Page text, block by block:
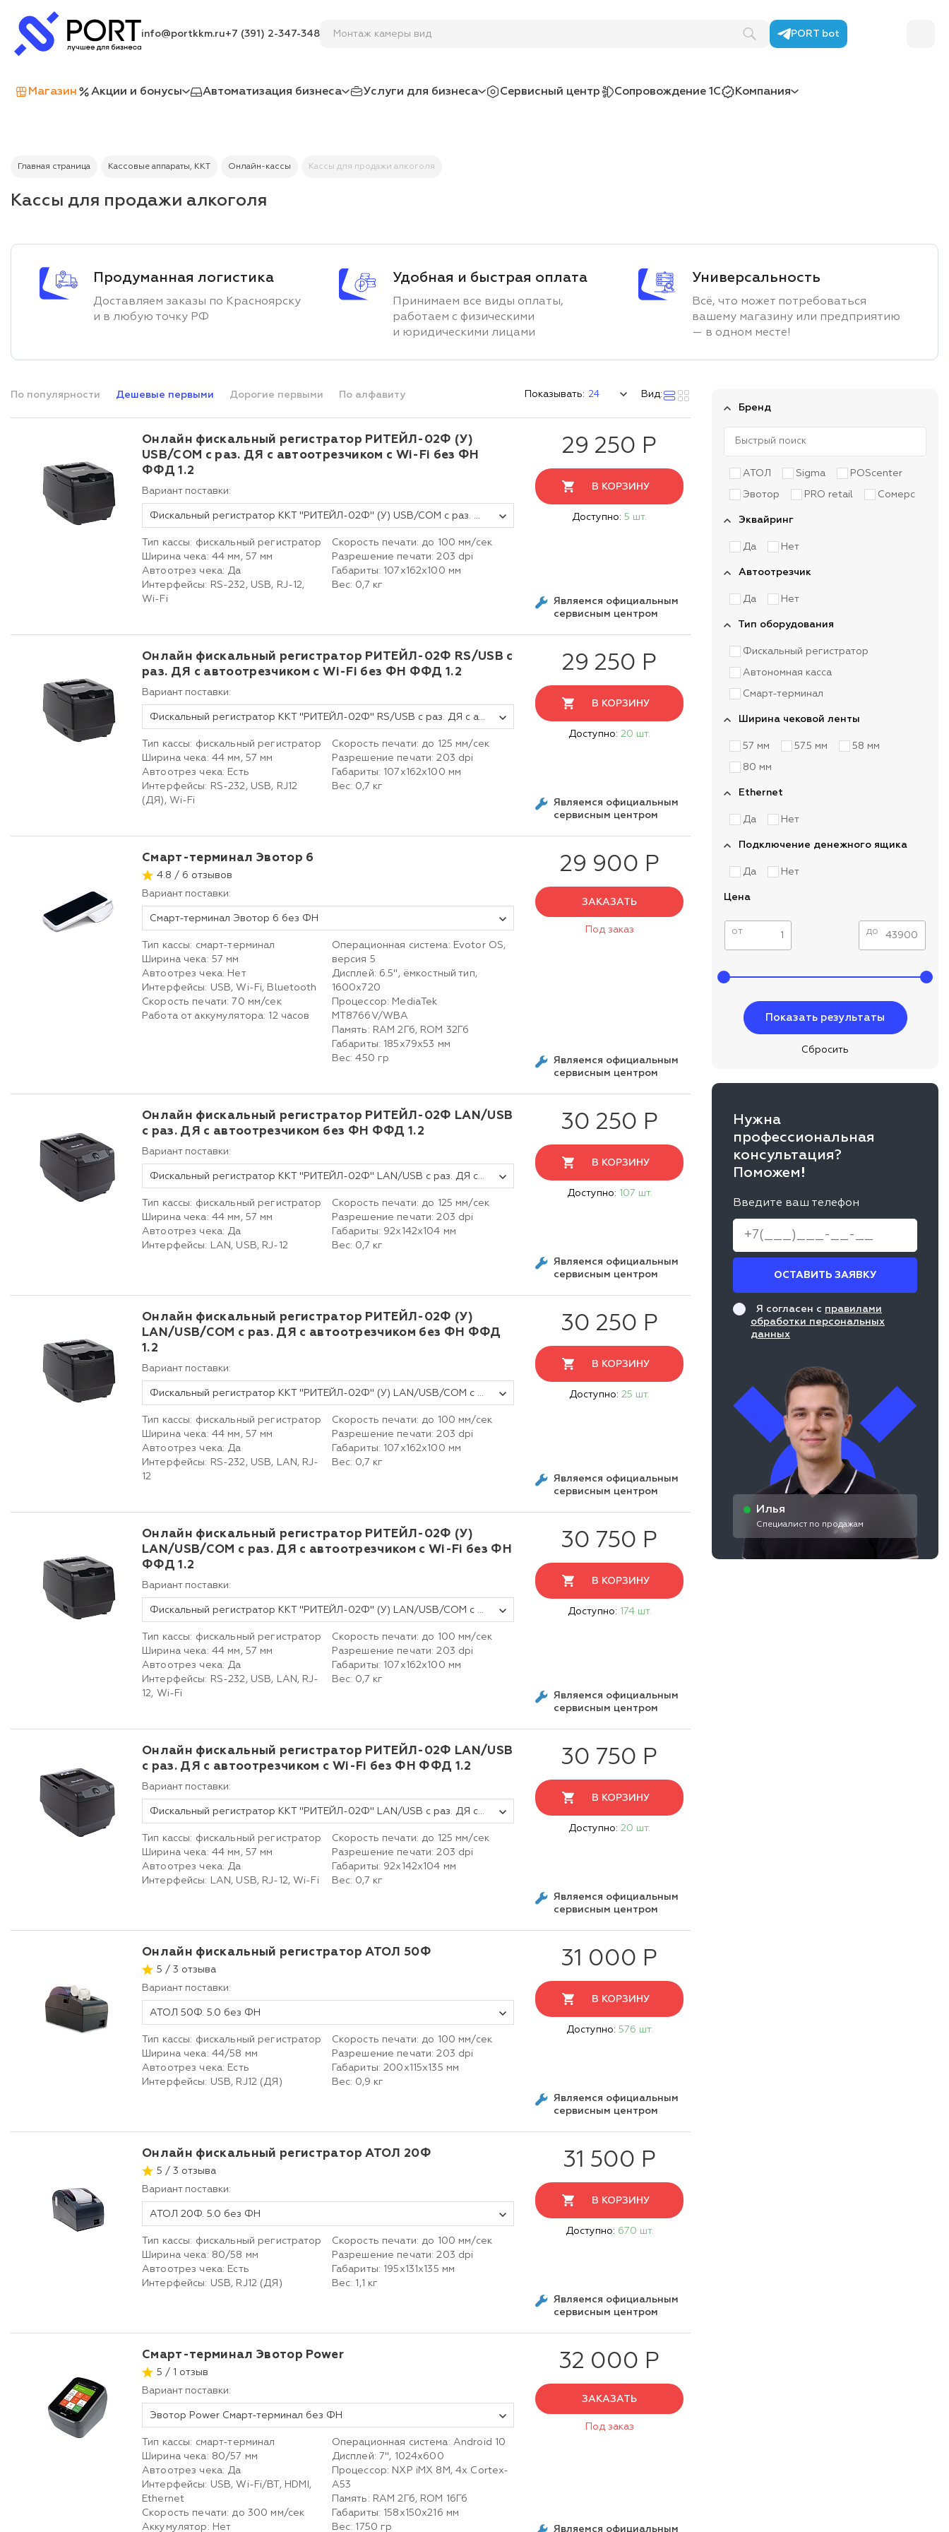
info@portkkm.ru+7 (391) 2-347-348 Мо PORT bot
Магазин Акции и бонусы Автоматизация бизнеса Услуги для бизнеса Сервисный центр Сопровождение 1С Компания
Главная страница Кассовые аппараты, ККТ Онлайн-кассы Кассы для продажи алкоголя
Кассы для продажи алкоголя
Продуманная логистика
Доставляем заказы по Красноярску
и в любую точку РФ
Удобная и быстрая оплата
Принимаем все виды оплаты,
работаем с физическими
и юридическими лицами
Универсальность
Всё, что может потребоваться
вашему магазину или предприятию
— в одном месте!
По популярности Дешевые первыми Дорогие первыми По алфавиту Показывать: Вид:
Онлайн фискальный регистратор РИТЕЙЛ-02Ф (У)
USB/COM с раз. ДЯ с автоотрезчиком c Wi-Fi без ФН
ФФД 1.2
Вариант поставки:
Фискальный регистратор ККТ "РИТЕЙЛ-02Ф" (У) USB/COM с раз. ДЯ с автоотрезчиком с Wi-Fi (черный) без ФН
Тип кассы: фискальный регистратор
Ширина чека: 44 мм, 57 мм
Автоотрез чека: Да
Интерфейсы: RS-232, USB, RJ-12,
Wi-Fi
Скорость печати: до 100 мм/сек
Разрешение печати: 203 dpi
Габариты: 107х162х100 мм
Вес: 0,7 кг
29 250 Р
В КОРЗИНУ
Доступно: 5 шт.
Являемся официальным
сервисным центром
Онлайн фискальный регистратор РИТЕЙЛ-02Ф RS/USB с
раз. ДЯ с автоотрезчиком c Wi-Fi без ФН ФФД 1.2
Вариант поставки:
Фискальный регистратор ККТ "РИТЕЙЛ-02Ф" RS/USB с раз. ДЯ с автоотрезчиком и Wi-Fi(черный) без ФН ФФД 1.2
Тип кассы: фискальный регистратор
Ширина чека: 44 мм, 57 мм
Автоотрез чека: Есть
Интерфейсы: RS-232, USB, RJ12
(ДЯ), Wi-Fi
Скорость печати: до 125 мм/сек
Разрешение печати: 203 dpi
Габариты: 107х162х100 мм
Вес: 0,7 кг
29 250 Р
В КОРЗИНУ
Доступно: 20 шт.
Являемся официальным
сервисным центром
Смарт-терминал Эвотор 6
4.8 / 6 отзывов
Вариант поставки:
Смарт-терминал Эвотор 6 без ФН
Тип кассы: смарт-терминал
Ширина чека: 57 мм
Автоотрез чека: Нет
Интерфейсы: USB, Wi-Fi, Bluetooth
Скорость печати: 70 мм/сек
Работа от аккумулятора: 12 часов
Операционная система: Evotor OS,
версия 5
Дисплей: 6.5", ёмкостный тип,
1600х720
Процессор: MediaTek
MT8766V/WBA
Память: RAM 2Гб, ROM 32Гб
Габариты: 185х79х53 мм
Вес: 450 гр
29 900 Р
ЗАКАЗАТЬ
Под заказ
Являемся официальным
сервисным центром
Онлайн фискальный регистратор РИТЕЙЛ-02Ф LAN/USB
с раз. ДЯ с автоотрезчиком без ФН ФФД 1.2
Вариант поставки:
Фискальный регистратор ККТ "РИТЕЙЛ-02Ф" LAN/USB с раз. ДЯ с автоотрезчиком (черный) без ФН ФФД 1.2
Тип кассы: фискальный регистратор
Ширина чека: 44 мм, 57 мм
Автоотрез чека: Да
Интерфейсы: LAN, USB, RJ-12
Скорость печати: до 125 мм/сек
Разрешение печати: 203 dpi
Габариты: 92х142х104 мм
Вес: 0,7 кг
30 250 Р
В КОРЗИНУ
Доступно: 107 шт.
Являемся официальным
сервисным центром
Онлайн фискальный регистратор РИТЕЙЛ-02Ф (У)
LAN/USB/COM с раз. ДЯ с автоотрезчиком без ФН ФФД
1.2
Вариант поставки:
Фискальный регистратор ККТ "РИТЕЙЛ-02Ф" (У) LAN/USB/COM с раз. ДЯ с автоотрезчиком (черный) без ФН
Тип кассы: фискальный регистратор
Ширина чека: 44 мм, 57 мм
Автоотрез чека: Да
Интерфейсы: RS-232, USB, LAN, RJ-
12
Скорость печати: до 100 мм/сек
Разрешение печати: 203 dpi
Габариты: 107х162х100 мм
Вес: 0,7 кг
30 250 Р
В КОРЗИНУ
Доступно: 25 шт.
Являемся официальным
сервисным центром
Онлайн фискальный регистратор РИТЕЙЛ-02Ф (У)
LAN/USB/COM с раз. ДЯ с автоотрезчиком c Wi-Fi без ФН
ФФД 1.2
Вариант поставки:
Фискальный регистратор ККТ "РИТЕЙЛ-02Ф" (У) LAN/USB/COM с раз. ДЯ с автоотрезчиком с Wi-Fi (черный) без ФН
Тип кассы: фискальный регистратор
Ширина чека: 44 мм, 57 мм
Автоотрез чека: Да
Интерфейсы: RS-232, USB, LAN, RJ-
12, Wi-Fi
Скорость печати: до 100 мм/сек
Разрешение печати: 203 dpi
Габариты: 107х162х100 мм
Вес: 0,7 кг
30 750 Р
В КОРЗИНУ
Доступно: 174 шт.
Являемся официальным
сервисным центром
Онлайн фискальный регистратор РИТЕЙЛ-02Ф LAN/USB
с раз. ДЯ с автоотрезчиком с Wi-Fi без ФН ФФД 1.2
Вариант поставки:
Фискальный регистратор ККТ "РИТЕЙЛ-02Ф" LAN/USB с раз. ДЯ с автоотрезчиком c Wi-Fi (черный) без ФН ФФД 1.2
Тип кассы: фискальный регистратор
Ширина чека: 44 мм, 57 мм
Автоотрез чека: Да
Интерфейсы: LAN, USB, RJ-12, Wi-Fi
Скорость печати: до 125 мм/сек
Разрешение печати: 203 dpi
Габариты: 92х142х104 мм
Вес: 0,7 кг
30 750 Р
В КОРЗИНУ
Доступно: 20 шт.
Являемся официальным
сервисным центром
Онлайн фискальный регистратор АТОЛ 50Ф
5 / 3 отзыва
Вариант поставки:
АТОЛ 50Ф. 5.0 без ФН
Тип кассы: фискальный регистратор
Ширина чека: 44/58 мм
Автоотрез чека: Есть
Интерфейсы: USB, RJ12 (ДЯ)
Скорость печати: до 100 мм/сек
Разрешение печати: 203 dpi
Габариты: 200х115х135 мм
Вес: 0,9 кг
31 000 Р
В КОРЗИНУ
Доступно: 576 шт.
Являемся официальным
сервисным центром
Онлайн фискальный регистратор АТОЛ 20Ф
5 / 3 отзыва
Вариант поставки:
АТОЛ 20Ф. 5.0 без ФН
Тип кассы: фискальный регистратор
Ширина чека: 80/58 мм
Автоотрез чека: Есть
Интерфейсы: USB, RJ12 (ДЯ)
Скорость печати: до 100 мм/сек
Разрешение печати: 203 dpi
Габариты: 195х131х135 мм
Вес: 1,1 кг
31 500 Р
В КОРЗИНУ
Доступно: 670 шт.
Являемся официальным
сервисным центром
Смарт-терминал Эвотор Power
5 / 1 отзыв
Вариант поставки:
Эвотор Power Смарт-терминал без ФН
Тип кассы: смарт-терминал
Ширина чека: 80/57 мм
Автоотрез чека: Да
Интерфейсы: USB, Wi-Fi/BT, HDMI,
Ethernet
Скорость печати: до 300 мм/сек
Аккумулятор: Нет
Операционная система: Android 10
Дисплей: 7", 1024х600
Процессор: NXP iMX 8M, 4x Cortex-
A53
Память: RAM 2Гб, ROM 16Гб
Габариты: 158х150х216 мм
Вес: 1750 гр
32 000 Р
ЗАКАЗАТЬ
Под заказ
Являемся официальным
Бренд
АТОЛ Sigma POScenter
Эвотор PRO retail Сомерс
Эквайринг
Да Нет
Автоотрезчик
Да Нет
Тип оборудования
Фискальный регистратор
Автономная касса
Смарт-терминал
Ширина чековой ленты
57 мм 57.5 мм 58 мм
80 мм
Ethernet
Да Нет
Подключение денежного ящика
Да Нет
Цена
от до
Нужна
профессиональная
консультация?
Поможем!
Введите ваш телефон
ОСТАВИТЬ ЗАЯВКУ
Я согласен с правилами
обработки персональных
данных
Илья
Специалист по продажам